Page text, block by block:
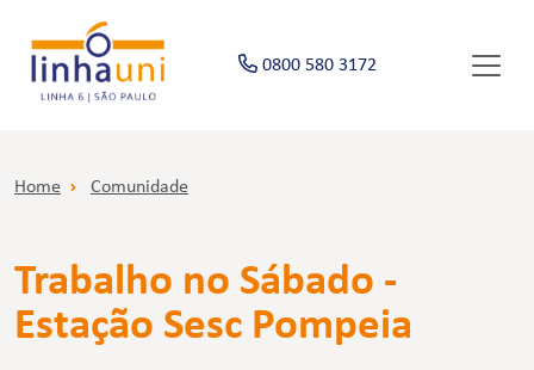
0800 580 3172
Home Comunidade
Trabalho no Sábado -
Estação Sesc Pompeia